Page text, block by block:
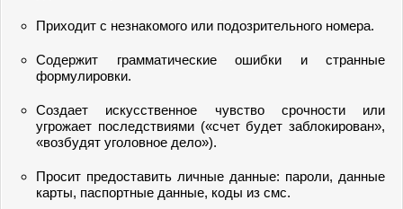
Приходит с незнакомого или подозрительного номера.
Содержит грамматические ошибки и странные
формулировки.
Создает искусственное чувство срочности или
угрожает последствиями («счет будет заблокирован»,
«возбудят уголовное дело»).
Просит предоставить личные данные: пароли, данные
карты, паспортные данные, коды из смс.